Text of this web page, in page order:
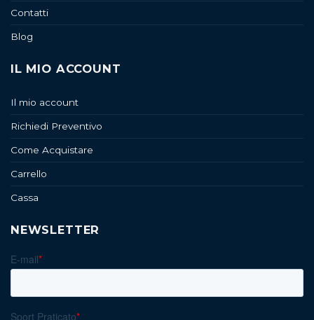
Contatti
Blog
IL MIO ACCOUNT
Il mio account
Richiedi Preventivo
Come Acquistare
Carrello
Cassa
NEWSLETTER